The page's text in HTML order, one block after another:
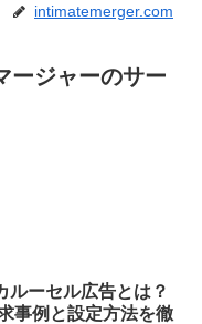
intimatemerger.com
ージャーのサー
ルーセル広告とは？
事例と設定方法を徹